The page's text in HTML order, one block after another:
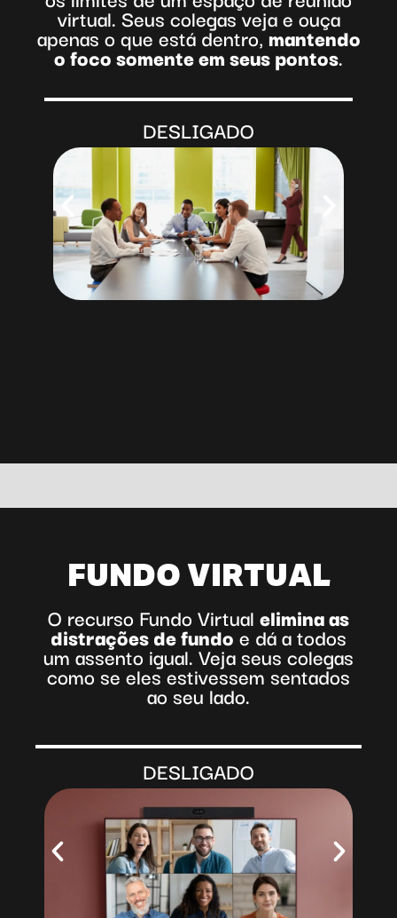
virtual. Seus colegas veja e ouça
apenas o que está dentro,mantendo
o foco somente em seus pontos.
SOBRE
FUNDO VIRTUAL
O recurso Fundo Virtualelimina as
distrações de fundoe dá a todos
um assento igual. Veja seus colegas
como se eles estivessem sentados
ao seu lado.